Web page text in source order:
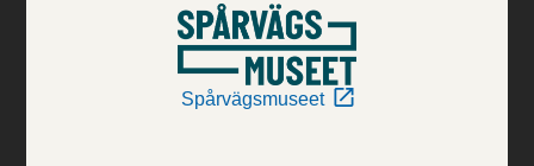
Spårvägsmuseet